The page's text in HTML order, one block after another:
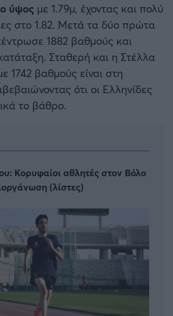
ύψος με 1.79μ, έχοντας και πολύ
στο 1.82. Μετά τα δύο πρώτα
1882 βαθμούς και
Σταθερή και η Στέλλα
1742 βαθμούς είναι στη
ότι οι Ελληνίδες
το βάθρο.
Κορυφαίοι αθλητές στον Βόλο
(λίστες)